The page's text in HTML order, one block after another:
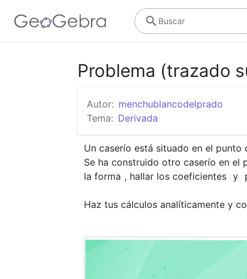
Buscar
Problema (trazado
Autor: menchublancodelprado
Tema: Derivada
Un caserío está situado en el punto
Se ha construido otro caserío en el
la forma , hallar los coeficientes y
Haz tus cálculos analíticamente y